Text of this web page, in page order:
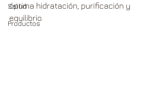
Salud
Productos
óptima hidratación, purificación y
equilibrio.